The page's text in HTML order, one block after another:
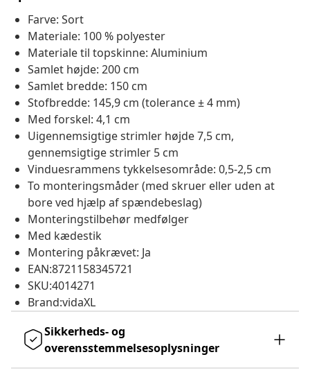
Farve: Sort
Materiale: 100 % polyester
Materiale til topskinne: Aluminium
Samlet højde: 200 cm
Samlet bredde: 150 cm
Stofbredde: 145,9 cm (tolerance ± 4 mm)
Med forskel: 4,1 cm
Uigennemsigtige strimler højde 7,5 cm,
gennemsigtige strimler 5 cm
Vinduesrammens tykkelsesområde: 0,5-2,5 cm
To monteringsmåder (med skruer eller uden at
bore ved hjælp af spændebeslag)
Monteringstilbehør medfølger
Med kædestik
Montering påkrævet: Ja
EAN:8721158345721
SKU:4014271
Brand:vidaXL
Sikkerheds- og
overensstemmelsesoplysninger